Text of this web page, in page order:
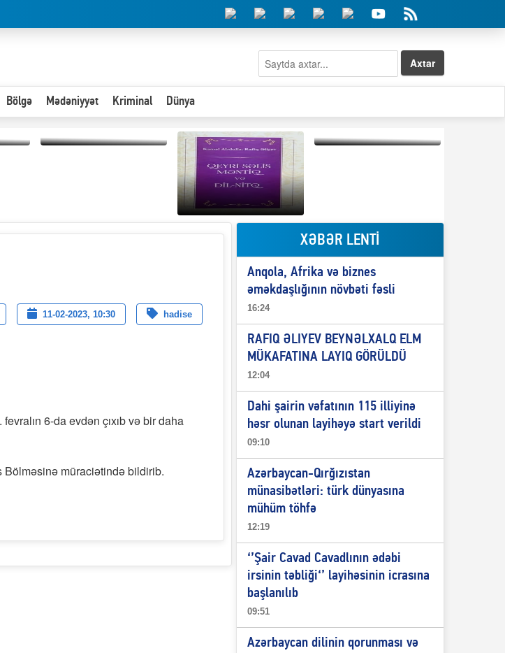
Axtar
Bölgə Mədəniyyət Kriminal Dünya
“Qeyri-səlis məntiq və
dil-nitq” elmimizə
11-02-2023, 10:30 hadise
6-da evdən çıxıb və bir daha
müraciətində bildirib.
XƏBƏR LENTİ
Anqola, Afrika və biznes
əməkdaşlığının növbəti fəsli
16:24
RAFIQ ƏLIYEV BEYNƏLXALQ ELM
MÜKAFATINA LAYIQ GÖRÜLDÜ
12:04
Dahi şairin vəfatının 115 illiyinə
həsr olunan layihəyə start verildi
09:10
Azərbaycan-Qırğızıstan
münasibətləri: türk dünyasına
mühüm töhfə
12:19
‘’Şair Cavad Cavadlının ədəbi
irsinin təbliği‘’ layihəsinin icrasına
başlanılıb
09:51
Azərbaycan dilinin qorunması və